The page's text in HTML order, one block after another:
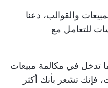
والقوالب، دعنا
للتعامل مع
تدخل في مكالمة مبيعات
فإنك تشعر بأنك أكثر